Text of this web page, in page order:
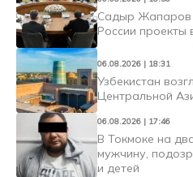
Садыр Жапаров
России проекты
06.08.2026 | 18:31
Узбекистан
Центральной
06.08.2026 | 17:46
В Токмоке на
мужчину,
и детей